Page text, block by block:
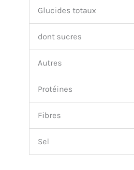
Glucides totaux
dont sucres
Autres
Protéines
Fibres
Sel